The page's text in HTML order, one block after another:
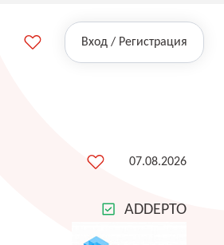
Вход / Регистрация
07.08.2026
ADDEPTO